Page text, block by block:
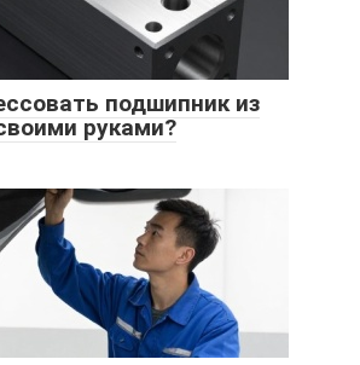
подшипник из
руками?